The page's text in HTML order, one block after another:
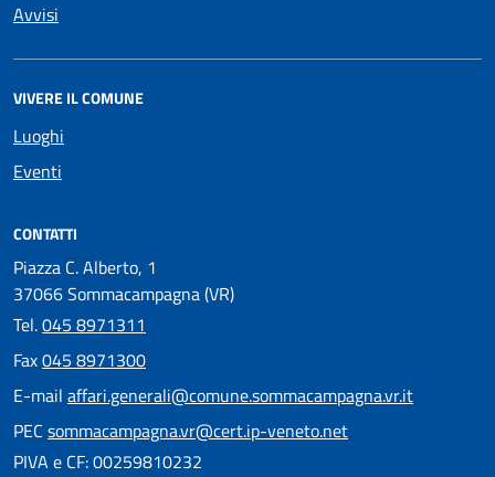
Avvisi
VIVERE IL COMUNE
Luoghi
Eventi
CONTATTI
Piazza C. Alberto, 1
37066 Sommacampagna (VR)
Tel.045 8971311
Fax045 8971300
E-mail affari.generali@comune.sommacampagna.vr.it
PEC sommacampagna.vr@cert.ip-veneto.net
PIVA e CF: 00259810232